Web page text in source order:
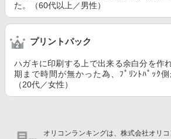
た。（60代以上／男性）
プリントパック
ハガキに印刷する上で出来る余白分を作
期まで時間が無かった為、ﾌﾟﾘﾝﾄﾊﾟｯｸ側
（20代／女性）
オリコンランキングは、株式会社オリ